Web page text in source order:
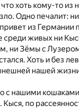
что хоть кому-то из
Одно печалит:
из Германии
среди живых ни
ни Зёмы с
Хоть и без
нашей
с нашими
по